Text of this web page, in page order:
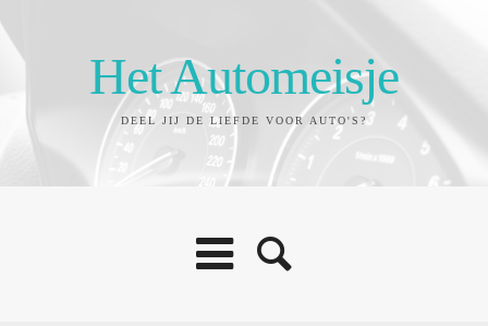
Het Automeisje
DEEL JIJ DE LIEFDE VOOR AUTO'S?